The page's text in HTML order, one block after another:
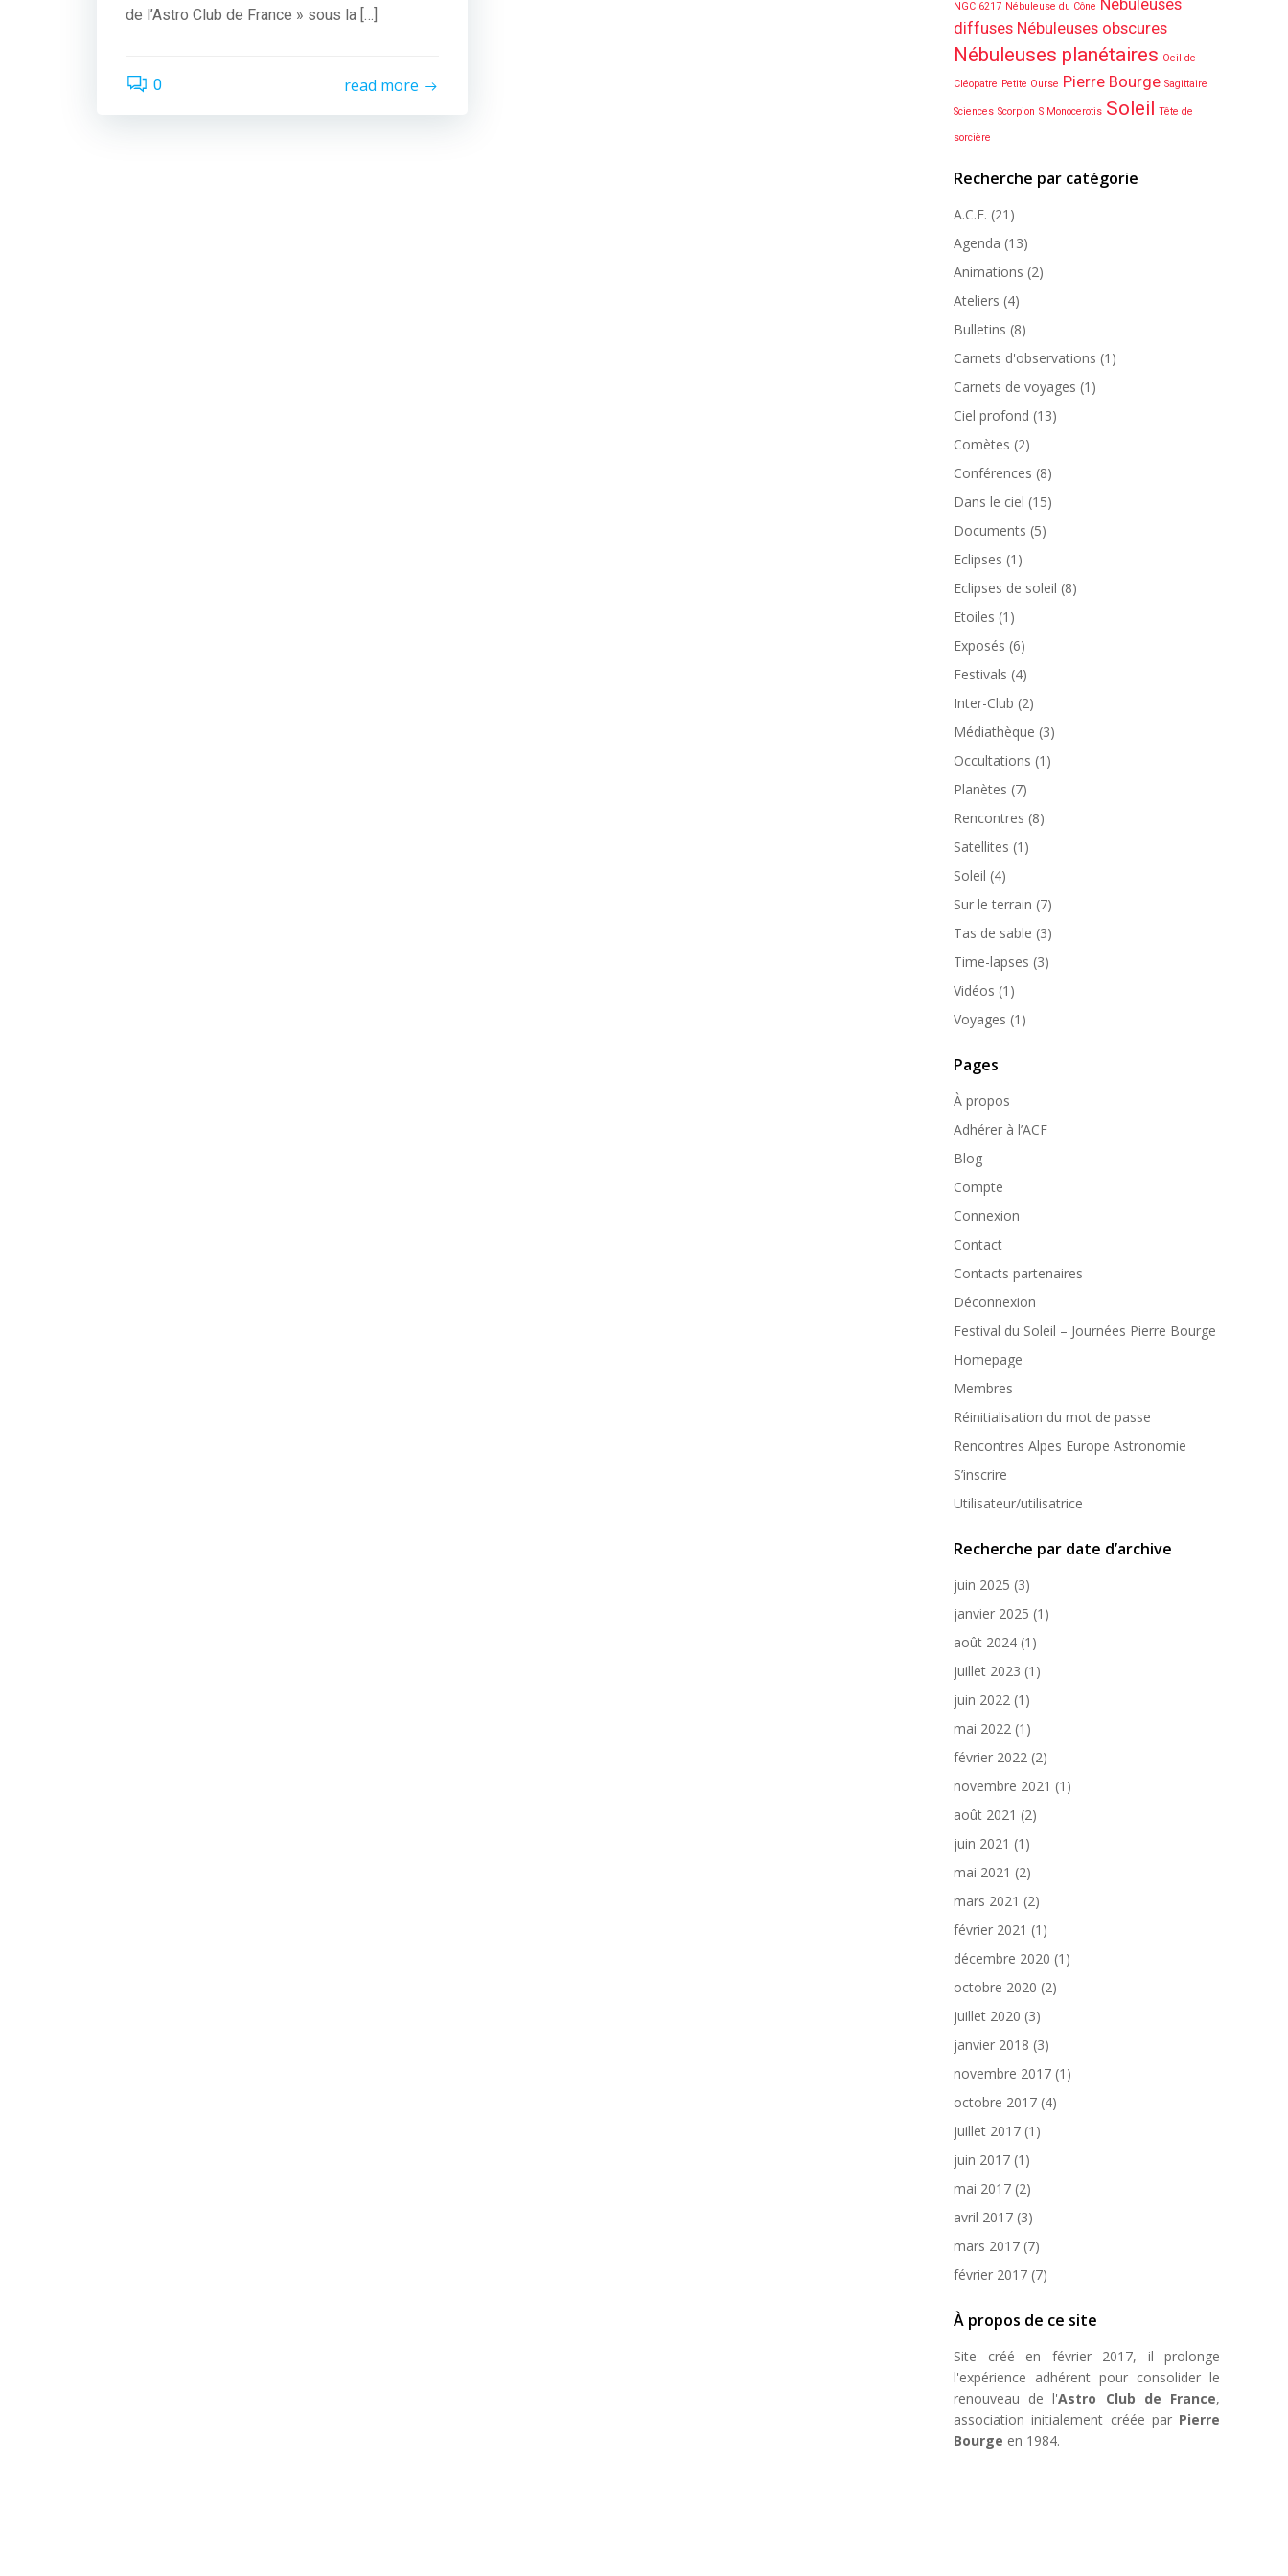
de l’Astro Club de France » sous la […]
0 read more
NGC 6217 Nébuleuse du Cône Nébuleuses
diffuses Nébuleuses obscures
Nébuleuses planétaires Oeil de
Cléopatre Petite Ourse Pierre Bourge Sagittaire
Sciences Scorpion S Monocerotis Soleil Tête de
sorcière
Recherche par catégorie
A.C.F. (21)
Agenda (13)
Animations (2)
Ateliers (4)
Bulletins (8)
Carnets d'observations (1)
Carnets de voyages (1)
Ciel profond (13)
Comètes (2)
Conférences (8)
Dans le ciel (15)
Documents (5)
Eclipses (1)
Eclipses de soleil (8)
Etoiles (1)
Exposés (6)
Festivals (4)
Inter-Club (2)
Médiathèque (3)
Occultations (1)
Planètes (7)
Rencontres (8)
Satellites (1)
Soleil (4)
Sur le terrain (7)
Tas de sable (3)
Time-lapses (3)
Vidéos (1)
Voyages (1)
Pages
À propos
Adhérer à l’ACF
Blog
Compte
Connexion
Contact
Contacts partenaires
Déconnexion
Festival du Soleil – Journées Pierre Bourge
Homepage
Membres
Réinitialisation du mot de passe
Rencontres Alpes Europe Astronomie
S’inscrire
Utilisateur/utilisatrice
Recherche par date d’archive
juin 2025 (3)
janvier 2025 (1)
août 2024 (1)
juillet 2023 (1)
juin 2022 (1)
mai 2022 (1)
février 2022 (2)
novembre 2021 (1)
août 2021 (2)
juin 2021 (1)
mai 2021 (2)
mars 2021 (2)
février 2021 (1)
décembre 2020 (1)
octobre 2020 (2)
juillet 2020 (3)
janvier 2018 (3)
novembre 2017 (1)
octobre 2017 (4)
juillet 2017 (1)
juin 2017 (1)
mai 2017 (2)
avril 2017 (3)
mars 2017 (7)
février 2017 (7)
À propos de ce site
Site créé en février 2017, il prolonge
l'expérience adhérent pour consolider le
renouveau de l'Astro Club de France,
association initialement créée par Pierre
Bourge en 1984.